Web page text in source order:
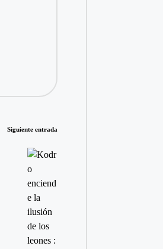
Siguiente entrada